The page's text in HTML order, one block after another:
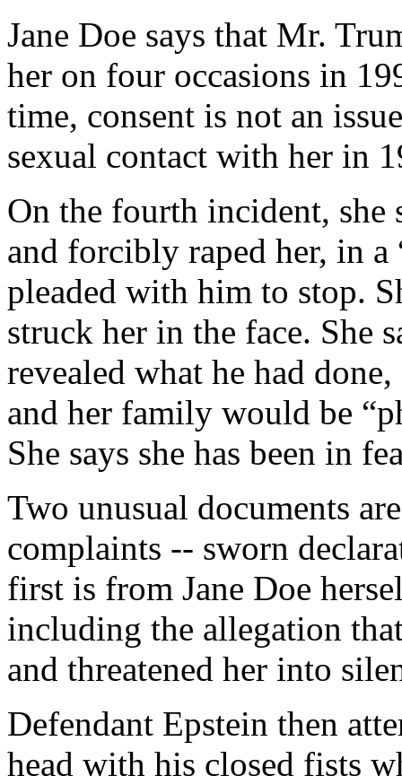
Jane Doe says that Mr.
her on four occasions in
time, consent is not an
sexual contact with her in
On the fourth incident, she
and forcibly raped her, in a
pleaded with him to stop.
struck her in the face. She
revealed what he had
and her family would be
She says she has been in
Two unusual documents
complaints -- sworn
first is from Jane Doe
including the allegation
and threatened her into
Defendant Epstein then
head with his closed fists